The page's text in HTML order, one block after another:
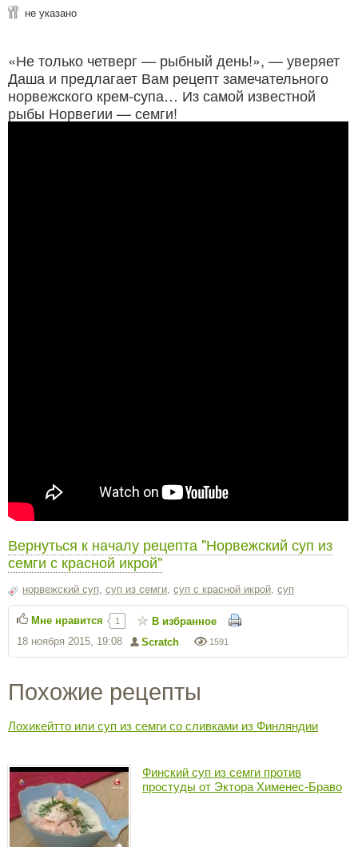
не указано
«Не только четверг — рыбный день!», — уверяет
Даша и предлагает Вам рецепт замечательного
норвежского крем-супа… Из самой известной
рыбы Норвегии — семги!
Вернуться к началу рецепта "Норвежский суп из
семги с красной икрой"
норвежский суп, суп из семги, суп с красной икрой, суп
1591
Scratch
18 ноября 2015, 19:08
Мне нравится 1 В избранное
Похожие рецепты
Лохикейтто или суп из семги со сливками из Финляндии
Финский суп из семги против
простуды от Эктора Хименес-Браво